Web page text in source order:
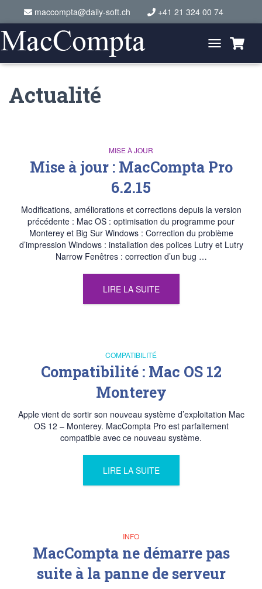
maccompta@daily-soft.ch +41 21 324 00 74
Toggle
Navigation
Actualité
MISE À JOUR
Mise à jour : MacCompta Pro
6.2.15
Modifications, améliorations et corrections depuis la version
précédente : Mac OS : optimisation du programme pour
Monterey et Big Sur Windows : Correction du problème
d’impression Windows : installation des polices Lutry et Lutry
Narrow Fenêtres : correction d’un bug …
LIRE LA SUITE
COMPATIBILITÉ
Compatibilité : Mac OS 12
Monterey
Apple vient de sortir son nouveau système d’exploitation Mac
OS 12 – Monterey. MacCompta Pro est parfaitement
compatible avec ce nouveau système.
LIRE LA SUITE
INFO
MacCompta ne démarre pas
suite à la panne de serveur